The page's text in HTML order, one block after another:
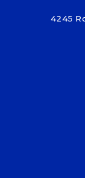
4245